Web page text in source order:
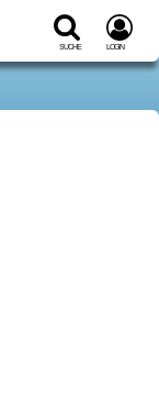
Suche Login